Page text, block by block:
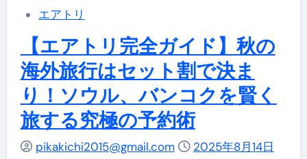
く
む
活
用
ガ
イ
ド
【2025
年
終
了！
エ
ア
ト
リ
の
ア
ト
リ
ク
ー
ポ
ン
エアトリ
【エアトリ完全ガイド】秋の
海外旅行はセット割で決ま
り！ソウル、バンコクを賢く
旅する究極の予約術
pikakichi2015@gmail.com
2025年8月14日